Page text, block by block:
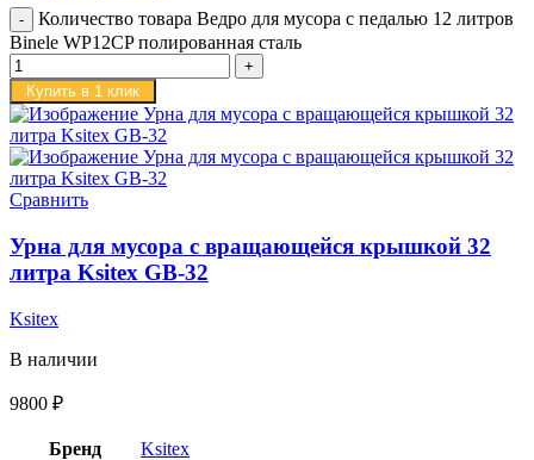
Количество товара Ведро для мусора с педалью 12 литров
Binele WP12CP полированная сталь
Купить в 1 клик
Сравнить
Урна для мусора с вращающейся крышкой 32
литра Ksitex GB-32
Ksitex
В наличии
9800 ₽
Бренд Ksitex